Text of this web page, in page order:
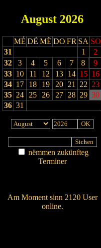
August 2026
MÉ DË MË DO FR SA SO
31
1
2
32
3 4 5 6 7 8
9
33 10 11 12 13 14 15 16
34 17 18 19 20 21 22 23
35 24 25 26 27 28 29 30
36 31
nëmmen zukünfteg
Terminer
Am Moment sinn 2120 User
online.